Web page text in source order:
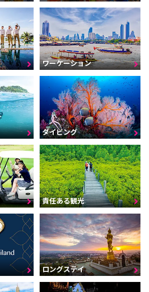
ワーケーション
ダイビング
責任ある観光
ロングステイ